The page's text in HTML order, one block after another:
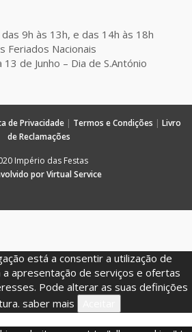
9h às 13h, e das 14h às 18h
Feriados Nacionais
de Junho – Dia de S.António
de Privacidade| Termos e Condições | Livro
de Reclamações
Império das Festas
por Virtual Service
está a consentir a utilização de
apresentação de serviços e ofertas
Pode alterar as suas definições
saber mais